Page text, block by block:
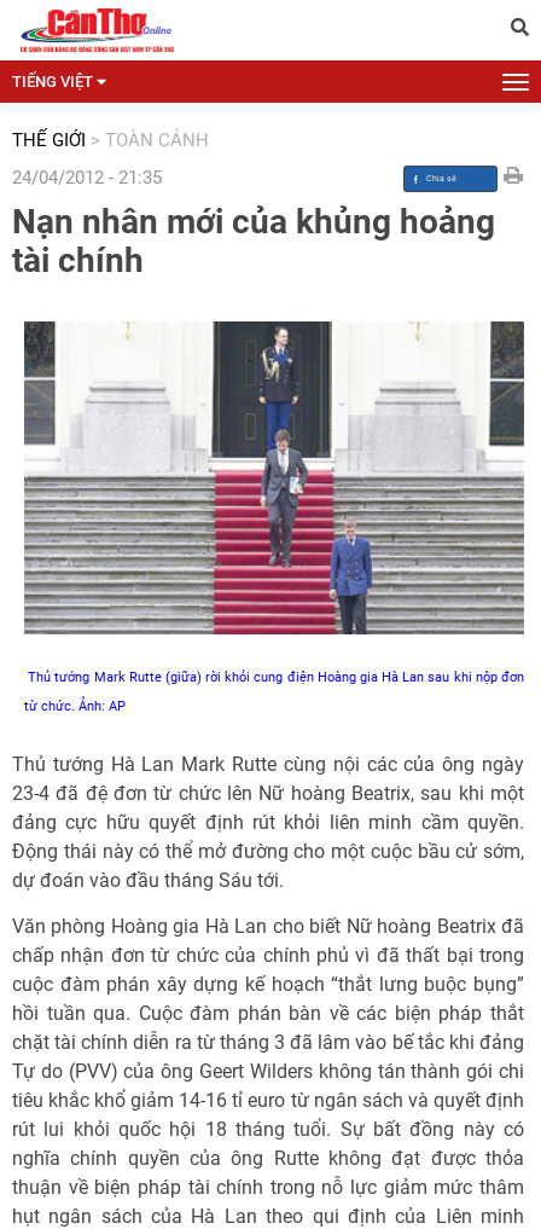
TIẾNG VIỆT
THẾ GIỚI > TOÀN CẢNH
24/04/2012 - 21:35
Nạn nhân mới của khủng hoảng
tài chính
Thủ tướng Mark Rutte (giữa) rời khỏi cung điện Hoàng gia Hà Lan sau khi nộp đơn
từ chức. Ảnh: AP
Thủ tướng Hà Lan Mark Rutte cùng nội các của ông ngày
23-4 đã đệ đơn từ chức lên Nữ hoàng Beatrix, sau khi một
đảng cực hữu quyết định rút khỏi liên minh cầm quyền.
Động thái này có thể mở đường cho một cuộc bầu cử sớm,
dự đoán vào đầu tháng Sáu tới.
Văn phòng Hoàng gia Hà Lan cho biết Nữ hoàng Beatrix đã
chấp nhận đơn từ chức của chính phủ vì đã thất bại trong
cuộc đàm phán xây dựng kế hoạch “thắt lưng buộc bụng”
hồi tuần qua. Cuộc đàm phán bàn về các biện pháp thắt
chặt tài chính diễn ra từ tháng 3 đã lâm vào bế tắc khi đảng
Tự do (PVV) của ông Geert Wilders không tán thành gói chi
tiêu khắc khổ giảm 14-16 tỉ euro từ ngân sách và quyết định
rút lui khỏi quốc hội 18 tháng tuổi. Sự bất đồng này có
nghĩa chính quyền của ông Rutte không đạt được thỏa
thuận về biện pháp tài chính trong nỗ lực giảm mức thâm
hụt ngân sách của Hà Lan theo qui định của Liên minh